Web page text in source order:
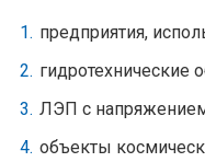
предприятия,
гидротехнические
ЛЭП с
объекты